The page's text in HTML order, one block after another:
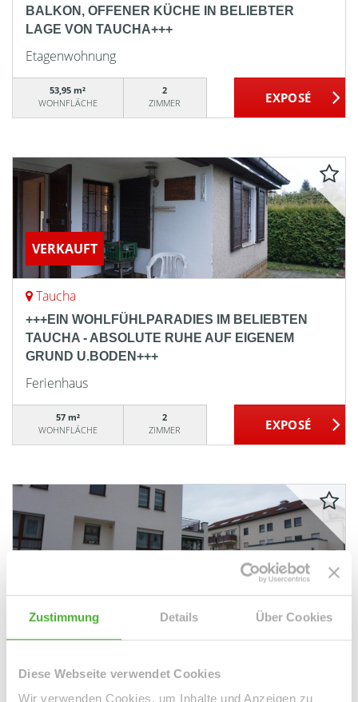
Zustimmung Details Über Cookies
Diese Webseite verwendet Cookies
Wir verwenden Cookies, um Inhalte und Anzeigen zu
BALKON, OFFENER KÜCHE IN BELIEBTER
LAGE VON TAUCHA+++
Etagenwohnung
53,95 m²
WOHNFLÄCHE
2
ZIMMER
VERKAUFT
Taucha
+++EIN WOHLFÜHLPARADIES IM BELIEBTEN
TAUCHA - ABSOLUTE RUHE AUF EIGENEM
GRUND U.BODEN+++
Ferienhaus
57 m²
WOHNFLÄCHE
2
ZIMMER
Taucha